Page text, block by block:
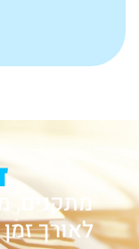
מתקנים,
לאורך